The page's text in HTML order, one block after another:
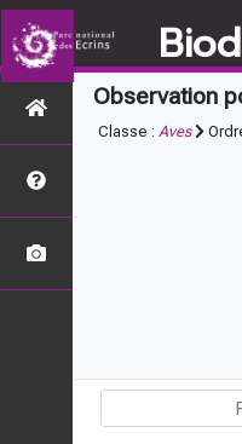
Observation
Classe : Aves